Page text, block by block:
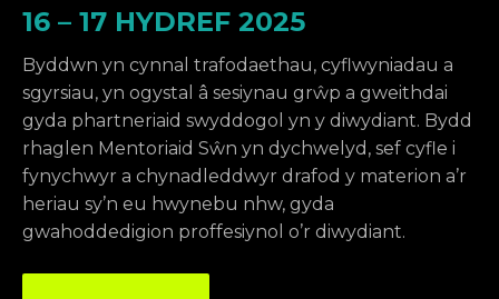
16 – 17 HYDREF 2025
Byddwn yn cynnal trafodaethau, cyflwyniadau a
sgyrsiau, yn ogystal â sesiynau grŵp a gweithdai
gyda phartneriaid swyddogol yn y diwydiant. Bydd
rhaglen Mentoriaid Sŵn yn dychwelyd, sef cyfle i
fynychwyr a chynadleddwyr drafod y materion a’r
heriau sy’n eu hwynebu nhw, gyda
gwahoddedigion proffesiynol o’r diwydiant.